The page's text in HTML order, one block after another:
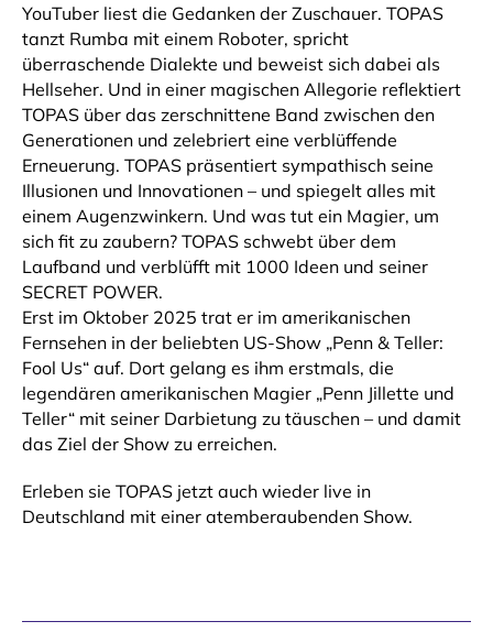
YouTuber liest die Gedanken der Zuschauer. TOPAS
tanzt Rumba mit einem Roboter, spricht
überraschende Dialekte und beweist sich dabei als
Hellseher. Und in einer magischen Allegorie reflektiert
TOPAS über das zerschnittene Band zwischen den
Generationen und zelebriert eine verblüffende
Erneuerung. TOPAS präsentiert sympathisch seine
Illusionen und Innovationen – und spiegelt alles mit
einem Augenzwinkern. Und was tut ein Magier, um
sich fit zu zaubern? TOPAS schwebt über dem
Laufband und verblüfft mit 1000 Ideen und seiner
SECRET POWER.
Erst im Oktober 2025 trat er im amerikanischen
Fernsehen in der beliebten US-Show „Penn & Teller:
Fool Us“ auf. Dort gelang es ihm erstmals, die
legendären amerikanischen Magier „Penn Jillette und
Teller“ mit seiner Darbietung zu täuschen – und damit
das Ziel der Show zu erreichen.
Erleben sie TOPAS jetzt auch wieder live in
Deutschland mit einer atemberaubenden Show.